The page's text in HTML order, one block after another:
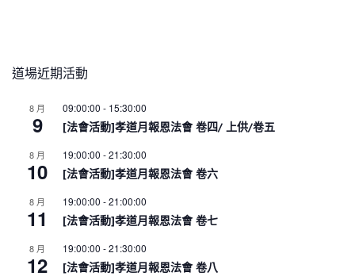
道場近期活動
8 月
9
09:00:00 - 15:30:00
[法會活動]孝道月報恩法會 卷四/ 上供/卷五
8 月
10
19:00:00 -21:30:00
[法會活動]孝道月報恩法會 卷六
8 月
11
19:00:00 -21:00:00
[法會活動]孝道月報恩法會 卷七
8 月
12
19:00:00 -21:30:00
[法會活動]孝道月報恩法會 卷八